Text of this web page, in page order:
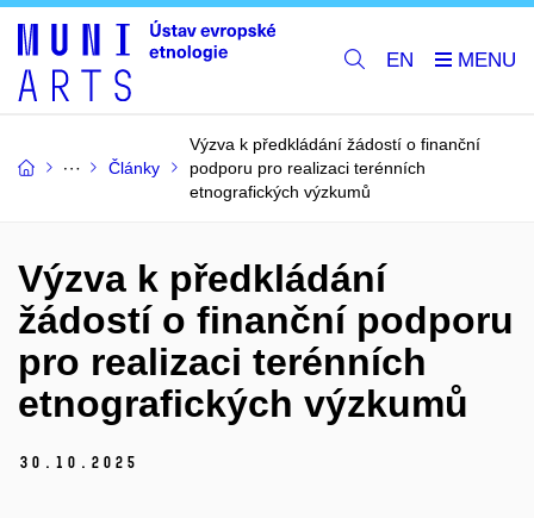
EN
Články
Výzva k předkládání žádostí o finanční
podporu pro realizaci terénních
etnografických výzkumů
Výzva k předkládání
žádostí o finanční podporu
pro realizaci terénních
etnografických výzkumů
30. 10. 2025